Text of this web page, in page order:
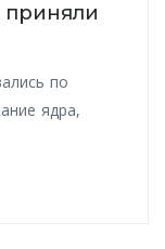
приняли
по
ядра,